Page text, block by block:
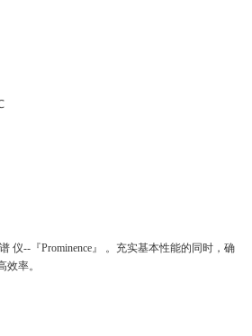
仪--『Prominence』 。充实基本性能的同时，确
率。